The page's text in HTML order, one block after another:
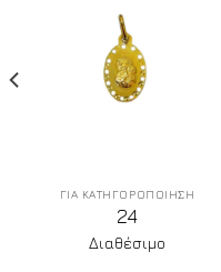
ΓΙΑ ΚΑΤΗΓΟΡΟΠΟΙΗΣΗ
24
Διαθέσιμο